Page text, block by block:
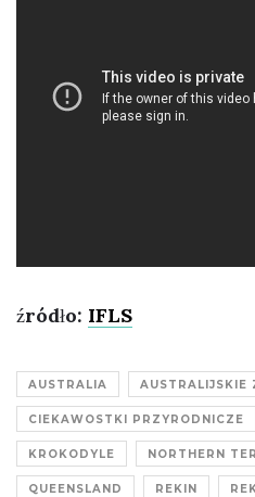
źródło: IFLS
AUSTRALIA AUSTRALIJSKIE
CIEKAWOSTKI PRZYRODNICZE
KROKODYLE NORTHERN
QUEENSLAND REKIN